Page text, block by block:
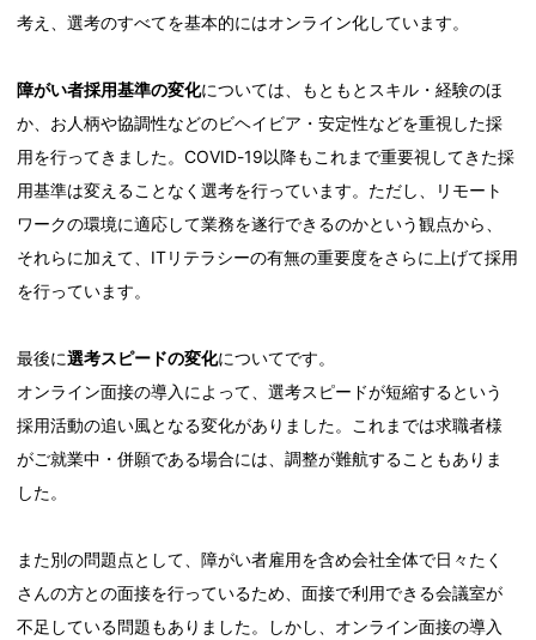
考え、選考のすべてを基本的にはオンライン化しています。
障がい者採用基準の変化については、もともとスキル・経験のほ
か、お人柄や協調性などのビヘイビア・安定性などを重視した採
用を行ってきました。COVID-19以降もこれまで重要視してきた採
用基準は変えることなく選考を行っています。ただし、リモート
ワークの環境に適応して業務を遂行できるのかという観点から、
それらに加えて、ITリテラシーの有無の重要度をさらに上げて採用
を行っています。
最後に選考スピードの変化についてです。
オンライン面接の導入によって、選考スピードが短縮するという
採用活動の追い風となる変化がありました。これまでは求職者様
がご就業中・併願である場合には、調整が難航することもありま
した。
また別の問題点として、障がい者雇用を含め会社全体で日々たく
さんの方との面接を行っているため、面接で利用できる会議室が
不足している問題もありました。しかし、オンライン面接の導入